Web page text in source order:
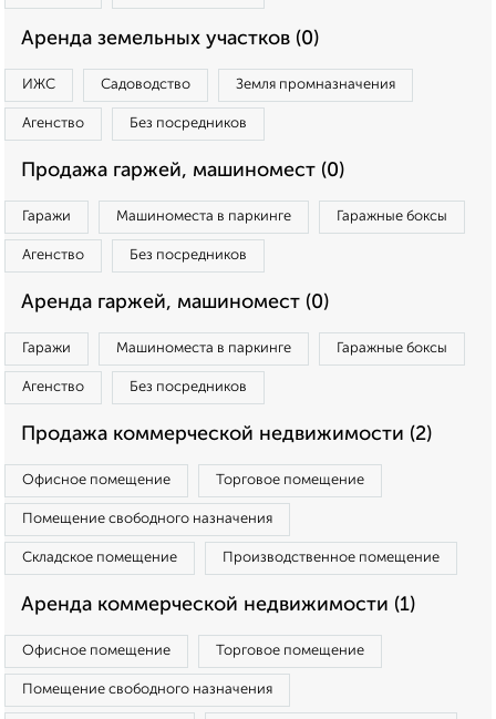
Аренда земельных участков (0)
ИЖС Садоводство Земля промназначения
Агенство Без посредников
Продажа гаржей, машиномест (0)
Гаражи Машиноместа в паркинге Гаражные боксы
Агенство Без посредников
Аренда гаржей, машиномест (0)
Гаражи Машиноместа в паркинге Гаражные боксы
Агенство Без посредников
Продажа коммерческой недвижимости (2)
Офисное помещение Торговое помещение
Помещение свободного назначения
Складское помещение Производственное помещение
Аренда коммерческой недвижимости (1)
Офисное помещение Торговое помещение
Помещение свободного назначения